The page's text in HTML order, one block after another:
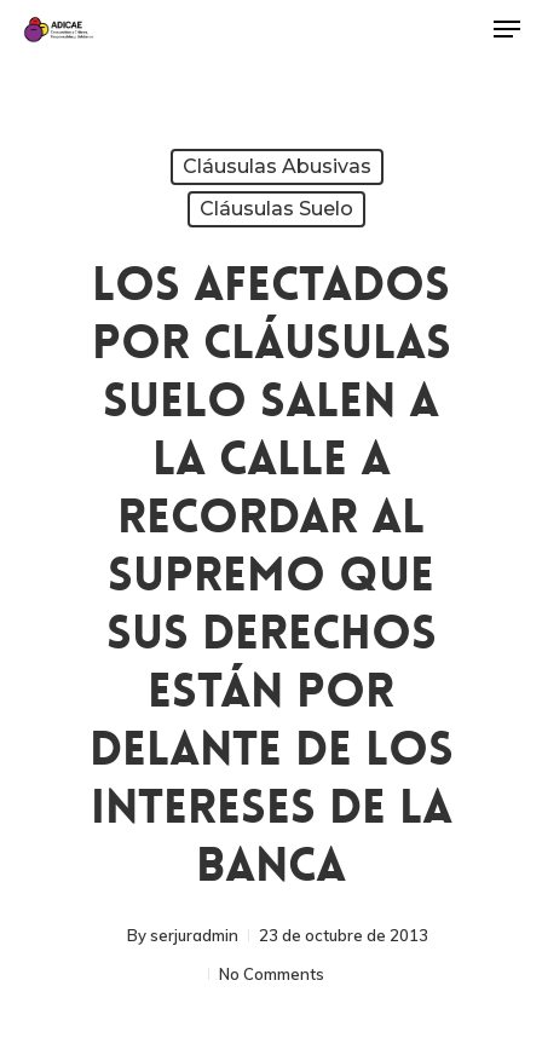
Cláusulas Abusivas
Cláusulas Suelo
Los Afectados
Por Cláusulas
Suelo Salen A
La Calle A
Recordar Al
Supremo Que
Sus Derechos
Están Por
Delante De Los
Intereses De La
Banca
Byserjuradmin
23 de octubre de 2013
No Comments